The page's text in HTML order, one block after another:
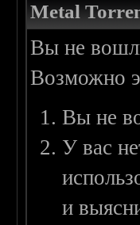
Metal
Вы не
Возможно
Вы не
У вас
и